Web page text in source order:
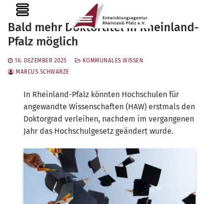
Inhalt
springen
Bald mehr Doktortitel in Rheinland-
Pfalz möglich
16. DEZEMBER 2025
KOMMUNALES WISSEN
MARCUS SCHWARZE
In Rhein­land-Pfalz könn­ten Hoch­schu­len für
ange­wand­te Wis­sen­schaf­ten (HAW) erst­mals den
Dok­tor­grad ver­lei­hen, nach­dem im ver­gan­ge­nen
Jahr das Hoch­schul­ge­setz geän­dert wurde.